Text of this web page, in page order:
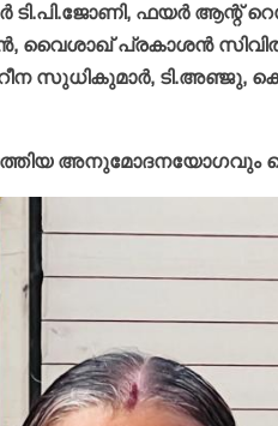
ഫയര്‍ ആന്റ്
വൈശാഖ് പ്രകാശന്‍
റീന സുധികുമാര്‍, ടി.അഞ്ജു,
അനുമോദനയോഗവും